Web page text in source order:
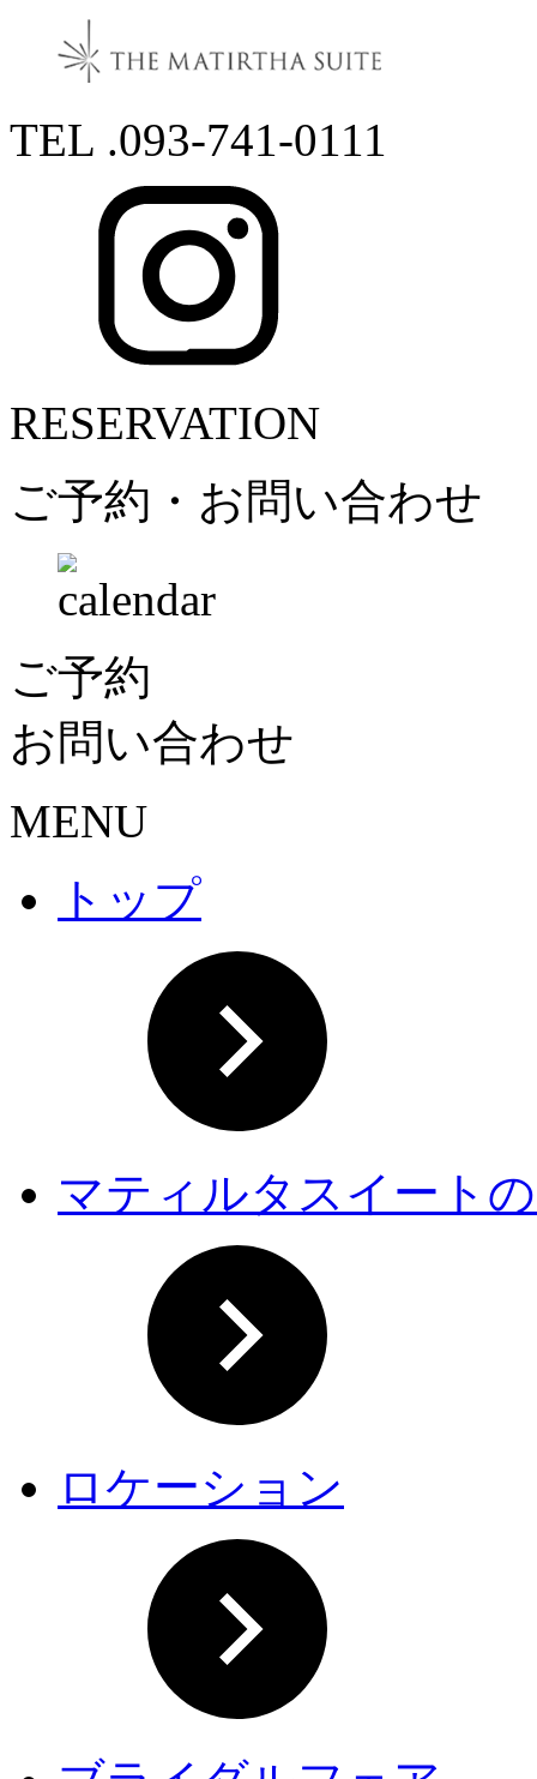
TEL .093-741-0111
RESERVATION
ご予約・お問い合わせ
ご予約
お問い合わせ
MENU
トップ
マティルタスイート
ロケーション